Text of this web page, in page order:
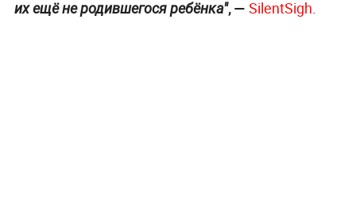
их ещё не родившегося ребёнка", — SilentSigh